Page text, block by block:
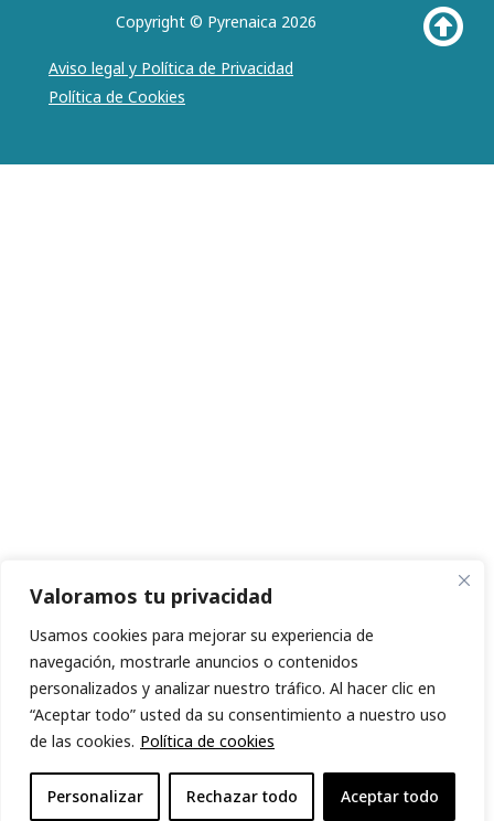
Valoramos tu privacidad
Usamos cookies para mejorar su experiencia de
navegación, mostrarle anuncios o contenidos
personalizados y analizar nuestro tráfico. Al hacer clic en
“Aceptar todo” usted da su consentimiento a nuestro uso
de las cookies. Política de cookies
Personalizar Rechazar todo Aceptar todo
Copyright © Pyrenaica 2026
Aviso legal y Política de Privacidad
Política de Cookies